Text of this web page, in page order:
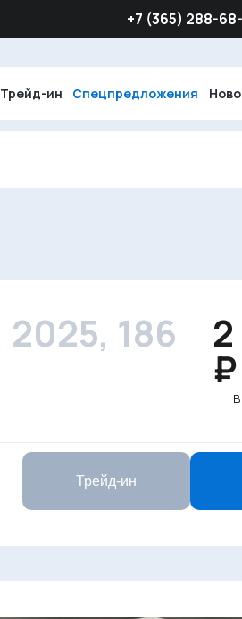
‪+7 (365) 288-
Трейд-ин Спецпредложения
186
₽
Трейд-ин